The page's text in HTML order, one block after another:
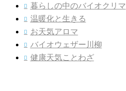
 暮らしの中のバイオクリマ
 温暖化と生きる
 お天気アロマ
 バイオウェザー川柳
 健康天気ことわざ